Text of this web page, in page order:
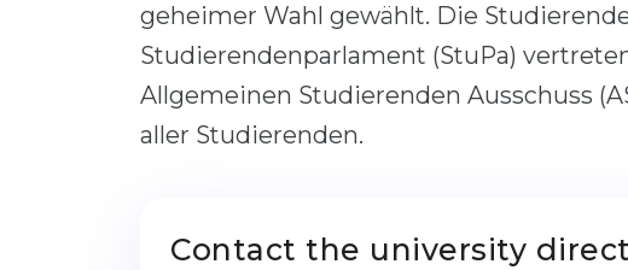
geheimer Wahl gewählt. Die
Studierendenparlament (StuPa)
Allgemeinen Studierenden Ausschuss
aller Studierenden.
Contact the university